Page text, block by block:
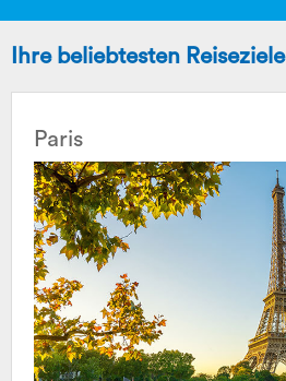
Ihre beliebtesten Reiseziele
Paris